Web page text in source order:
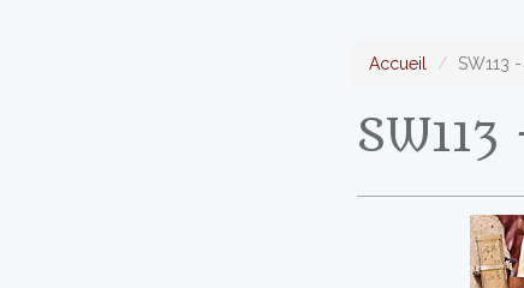
Accueil SW113